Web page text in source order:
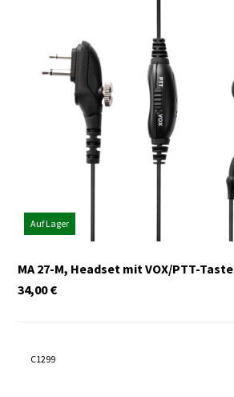
Auf Lager
MA 27-M, Headset mit VOX/PTT-Taste
€
34,00
C1299